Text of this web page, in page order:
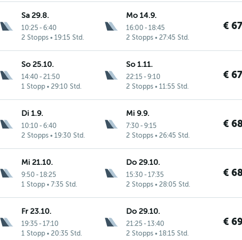
Sa 29.8.
10:25 - 6:40
2 Stopps
19:15 Std.
Mo 14.9.
16:00 - 18:45
2 Stopps
27:45 Std.
€
So 25.10.
14:40 - 21:50
1 Stopp
29:10 Std.
So 1.11.
22:15 - 9:10
2 Stopps
11:55 Std.
€
Di 1.9.
10:10 - 6:40
2 Stopps
19:30 Std.
Mi 9.9.
7:30 - 9:15
2 Stopps
26:45 Std.
€
Mi 21.10.
9:50 - 18:25
1 Stopp
7:35 Std.
Do 29.10.
15:30 - 17:35
2 Stopps
28:05 Std.
€
Fr 23.10.
19:35 - 17:10
1 Stopp
20:35 Std.
Do 29.10.
21:25 - 13:40
2 Stopps
18:15 Std.
€